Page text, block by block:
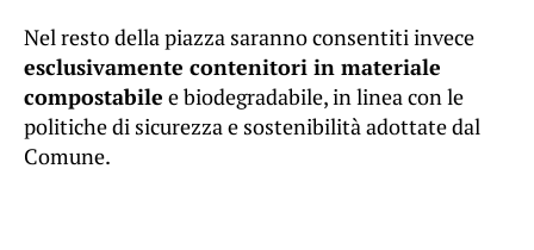
Nel resto della piazza saranno consentiti invece
esclusivamente contenitori in materiale
compostabile e biodegradabile, in linea con le
politiche di sicurezza e sostenibilità adottate dal
Comune.